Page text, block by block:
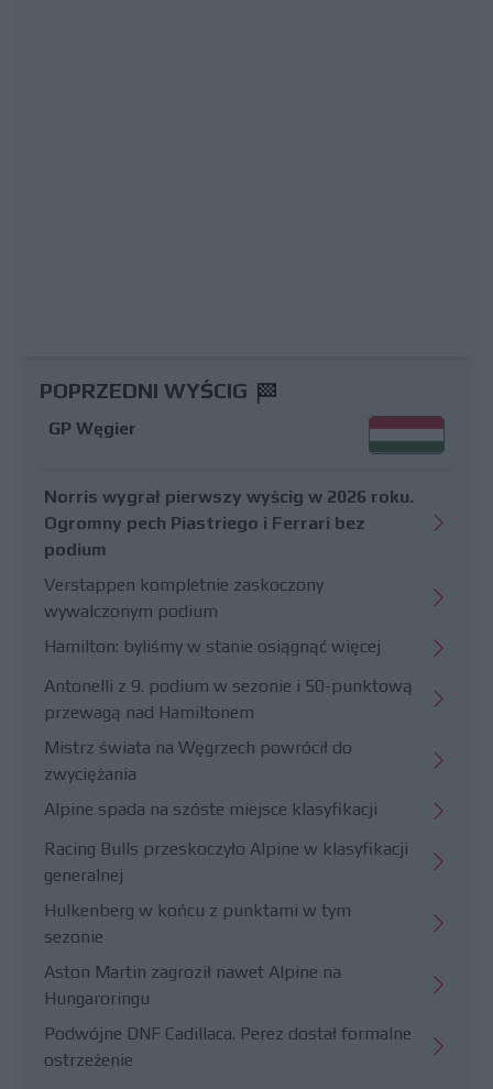
POPRZEDNI WYŚCIG
GP Węgier
Norris wygrał pierwszy wyścig w 2026 roku.
Ogromny pech Piastriego i Ferrari bez
podium
Verstappen kompletnie zaskoczony
wywalczonym podium
Hamilton: byliśmy w stanie osiągnąć więcej
Antonelli z 9. podium w sezonie i 50-punktową
przewagą nad Hamiltonem
Mistrz świata na Węgrzech powrócił do
zwyciężania
Alpine spada na szóste miejsce klasyfikacji
Racing Bulls przeskoczyło Alpine w klasyfikacji
generalnej
Hulkenberg w końcu z punktami w tym
sezonie
Aston Martin zagroził nawet Alpine na
Hungaroringu
Podwójne DNF Cadillaca. Perez dostał formalne
ostrzeżenie